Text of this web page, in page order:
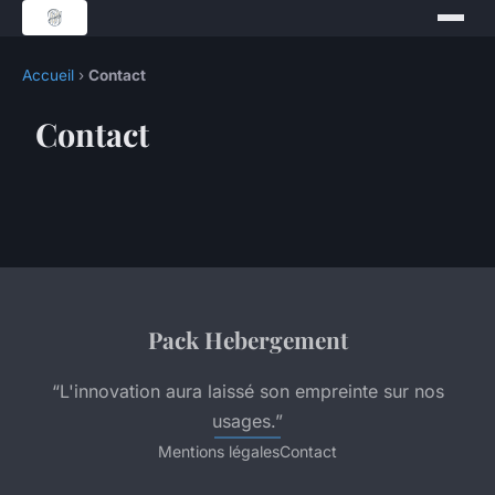
Accueil › Contact
Contact
Pack Hebergement
“L'innovation aura laissé son empreinte sur nos
usages.”
Mentions légalesContact